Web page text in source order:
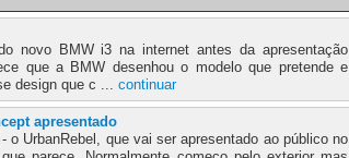
novo BMW i3 na internet antes da apresentação
que a BMW desenhou o modelo que pretende e
design que c ... continuar
apresentado
o UrbanRebel, que vai ser apresentado ao público no